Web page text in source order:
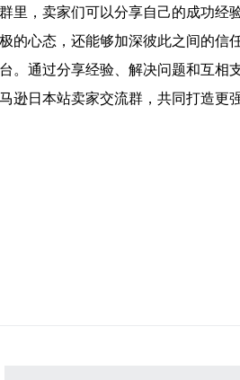
里，卖家们可以分享自己的成功
的心态，还能够加深彼此之间的信
。通过分享经验、解决问题和互
逊日本站卖家交流群，共同打造更